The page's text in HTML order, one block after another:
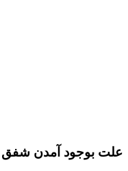
علت بوجود آمدن